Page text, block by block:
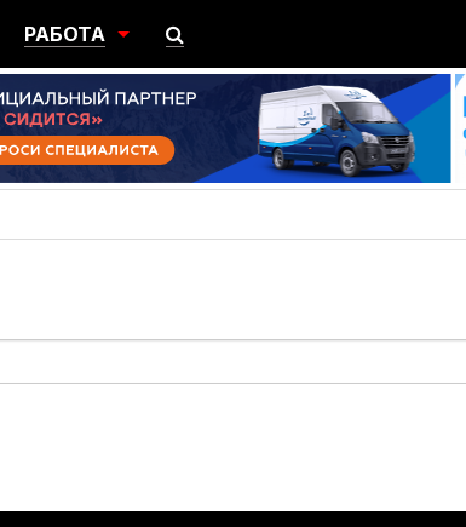
РАБОТА
ПОИСК РАБОТЫ
РАЗМЕСТИТЬ ВАКАНСИЮ